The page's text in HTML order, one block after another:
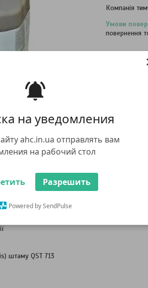
на уведомления
ahc.in.ua отправлять вам
на рабочий стол
Разрешить
Powered by SendPulse
Компанія
повернення
Характеристики
штаму QST 713